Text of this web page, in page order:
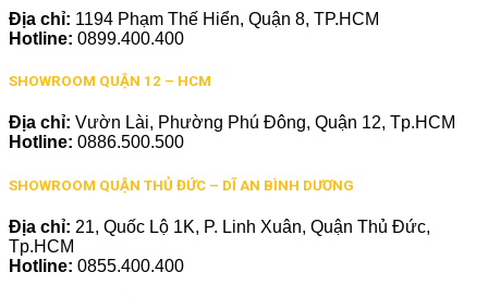
Địa chỉ: 1194 Phạm Thế Hiển, Quận 8, TP.HCM
Hotline: 0899.400.400
SHOWROOM QUẬN 12 – HCM
Địa chỉ: Vườn Lài, Phường Phú Đông, Quận 12, Tp.HCM
Hotline: 0886.500.500
SHOWROOM QUẬN THỦ ĐỨC – DĨ AN BÌNH DƯƠNG
Địa chỉ: 21, Quốc Lộ 1K, P. Linh Xuân, Quận Thủ Đức,
Tp.HCM
Hotline: 0855.400.400